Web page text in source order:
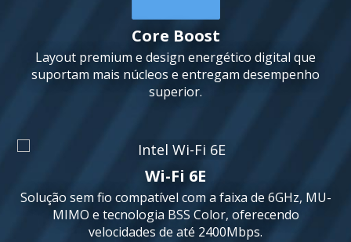
Core Boost
Layout premium e design energético digital que
suportam mais núcleos e entregam desempenho
superior.
Wi-Fi 6E
Solução sem fio compatível com a faixa de 6GHz, MU-
MIMO e tecnologia BSS Color, oferecendo
velocidades de até 2400Mbps.